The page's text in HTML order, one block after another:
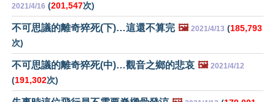
2021/4/16 (201,547次)
不可思議的離奇猝死(下)…這還不算完 🖼️ 2021/4/13 (185,793
次)
不可思議的離奇猝死(中)…觀音之鄉的悲哀 🖼️ 2021/4/12
(191,302次)